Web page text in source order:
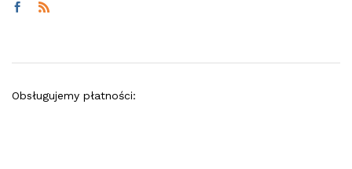
Obsługujemy płatności: